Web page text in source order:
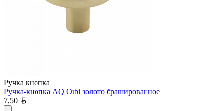
Ручка кнопка
Ручка-кнопка AQ Orbi золото брашированное
7,50